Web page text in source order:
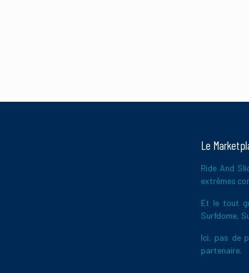
Le
Ride And
extrêmes
Et le tout
Surfdome,
Ici, pas de
partenaire.